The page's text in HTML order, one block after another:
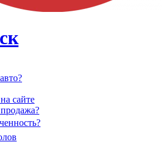
сайте